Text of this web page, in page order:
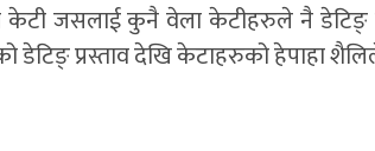
केटी जसलाई कुनै वेला केटीहरुले नै डेटिङ्
डेटिङ् प्रस्ताव देखि केटाहरुको हेपाहा